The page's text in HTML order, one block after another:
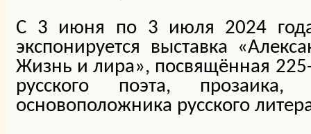
С 3 июня по 3 июля 2024
экспонируется выставка
Жизнь и лира», посвящённая
русского поэта, прозаика,
основоположника русского